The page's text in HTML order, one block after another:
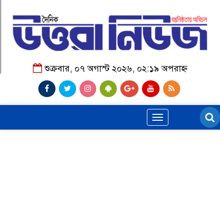
শুক্রবার, ০৭ অগাস্ট ২০২৬, ০২:১৯ অপরাহ্ন
Toggle
navigation